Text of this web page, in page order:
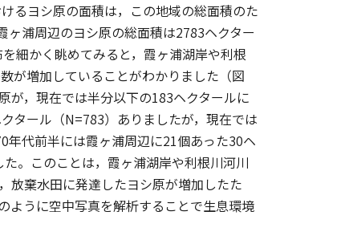
るヨシ原の面積は，この地域の総面積のた
浦周辺のヨシ原の総面積は2783ヘクター
細かく眺めてみると，霞ヶ浦湖岸や利根
が増加していることがわかりました（図
が，現在では半分以下の183ヘクタールに
タール（N=783）ありましたが，現在では
代前半には霞ヶ浦周辺に21個あった30ヘ
。このことは，霞ヶ浦湖岸や利根川河川
放棄水田に発達したヨシ原が増加したた
ように空中写真を解析することで生息環境